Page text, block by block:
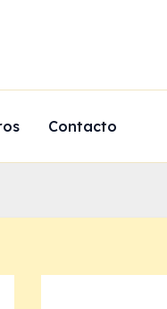
Contacto